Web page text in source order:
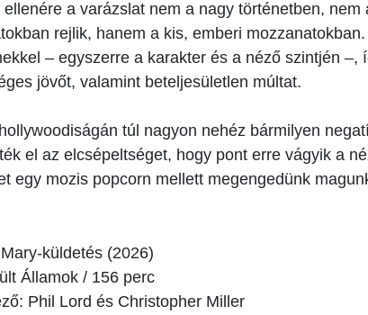
ellenére a varázslat nem a nagy történetben,
rejlik, hanem a kis, emberi
– egyszerre a karakter és a néző szintjén –,
jövőt, valamint beteljesületlen múltat.
túl nagyon nehéz bármilyen
el az elcsépeltséget, hogy pont erre vágyik a
egy mozis popcorn mellett megengedünk
küldetés (2026)
Államok / 156 perc
Phil Lord és Christopher Miller